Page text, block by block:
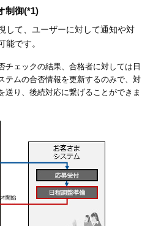
制御(*1)
して、ユーザーに対して通知や対
能です。
ェックの結果、合格者に対しては日
テムの合否情報を更新するのみで、対
送り、後続対応に繋げることができま